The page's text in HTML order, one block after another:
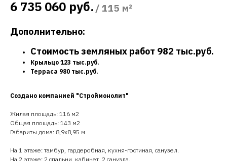
6 735 060 руб. / 115 м²
Дополнительно:
Стоимость земляных работ 982 тыс.руб.
Крыльцо 123 тыс.руб.
Терраса 980 тыс.руб.
Создано компанией "Строймонолит"
Жилая площадь: 116 м2
Общая площадь: 143 м2
Габариты дома: 8,9х8,95 м
На 1 этаже: тамбур, гардеробная, кухня-гостиная, санузел.
На 2 этаже: 2 спальни, кабинет, 2 санузла.